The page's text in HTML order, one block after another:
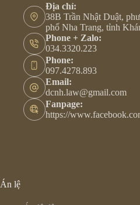
Địa chỉ:
38B Trần Nhật Duật,
phố Nha Trang, tỉnh
Phone + Zalo:
034.3320.223
Phone:
097.4278.893
Email:
dcnh.law@gmail.com
Fanpage:
https://
Án lệ